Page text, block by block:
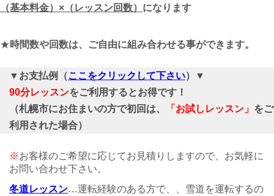
（基本料金）×（レッスン回数） になります
★時間数や回数は、ご自由に組み合わせる事ができます。
▼ お支払例（ここをクリックして下さい）▼
90分レッスンをご利用するとお得です！
（札幌市にお住まいの方で初回は、
「お試しレッスン」 をご
利用された場合）
※お客様のご希望に応じてお見積りしますので、お気軽に
お問い合わせ下さい。
冬道レッスン…運転経験のある方で、、雪道を運転するの